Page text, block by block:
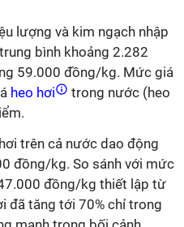
lượng và kim ngạch nhập
bình khoảng 2.282
59.000 đồng/kg. Mức giá
heo hơi
trong nước (heo
trên cả nước dao động
đồng/kg. So sánh với mức
đồng/kg thiết lập từ
đã tăng tới 70% chỉ trong